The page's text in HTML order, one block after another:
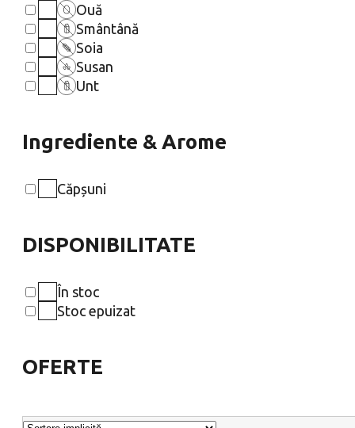
Ouă
Smântână
Soia
Susan
Unt
Ingrediente & Arome
Căpșuni
DISPONIBILITATE
În stoc
Stoc epuizat
OFERTE